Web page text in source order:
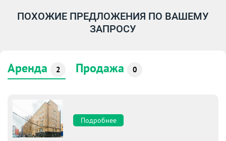
ПОХОЖИЕ ПРЕДЛОЖЕНИЯ ПО ВАШЕМУ
ЗАПРОСУ
Аренда 2 Продажа 0
Подробнее